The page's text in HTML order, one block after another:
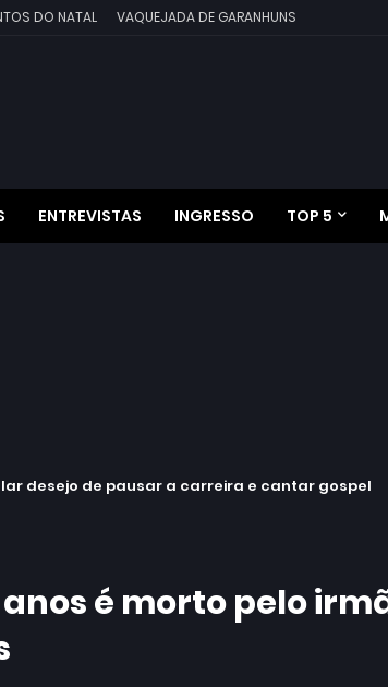
DO NATAL VAQUEJADA DE GARANHUNS
ENTREVISTAS INGRESSO TOP 5
desejo de pausar a carreira e cantar gospel
é morto pelo